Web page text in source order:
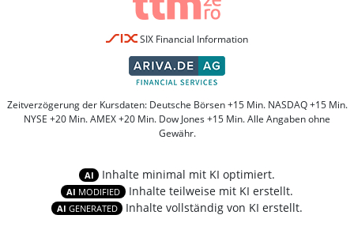
SIX Financial Information
Zeitverzögerung der Kursdaten: Deutsche Börsen +15 Min. NASDAQ +15 Min.
NYSE +20 Min. AMEX +20 Min. Dow Jones +15 Min. Alle Angaben ohne
Gewähr.
AI Inhalte minimal mit KI optimiert.
AI MODIFIED Inhalte teilweise mit KI erstellt.
AI GENERATED Inhalte vollständig von KI erstellt.